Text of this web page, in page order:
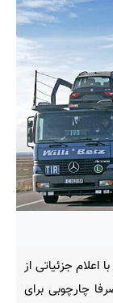
جزئیاتی از
چارچوبی برای